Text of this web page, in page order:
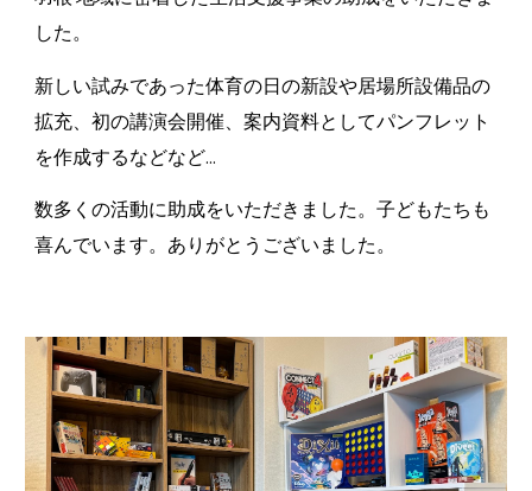
した。
新しい試みであった体育の日の新設や居場所設備品の
拡充、初の講演会開催、案内資料としてパンフレット
を作成するなどなど...
数多くの活動に助成をいただきました。子どもたちも
喜んでいます。ありがとうございました。